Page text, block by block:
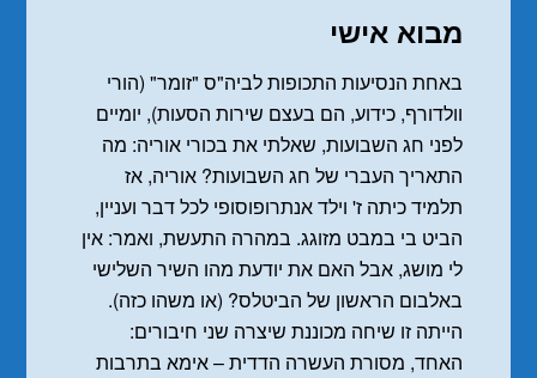
מבוא אישי
באחת הנסיעות התכופות לביה"ס "זומר" (הורי
וולדורף, כידוע, הם בעצם שירות הסעות), יומיים
לפני חג השבועות, שאלתי את בכורי אוריה: מה
התאריך העברי של חג השבועות? אוריה, אז
תלמיד כיתה ז' וילד אנתרופוסופי לכל דבר ועניין,
הביט בי במבט מזוגג. במהרה התעשת, ואמר: אין
לי מושג, אבל האם את יודעת מהו השיר השלישי
באלבום הראשון של הביטלס? (או משהו כזה).
הייתה זו שיחה מכוננת שיצרה שני חיבורים:
האחד, מסורת העשרה הדדית – אימא בתרבות